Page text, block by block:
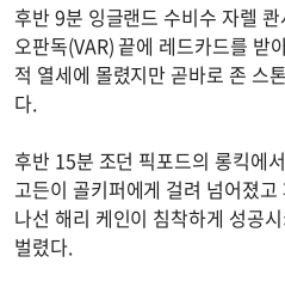
후반 9분 잉글랜드 수비수 자렐
오판독(VAR) 끝에 레드카드를 받
적 열세에 몰렸지만 곧바로 존 스
다.
후반 15분 조던 픽포드의 롱킥에
고든이 골키퍼에게 걸려 넘어졌
나선 해리 케인이 침착하게 성공
벌렸다.